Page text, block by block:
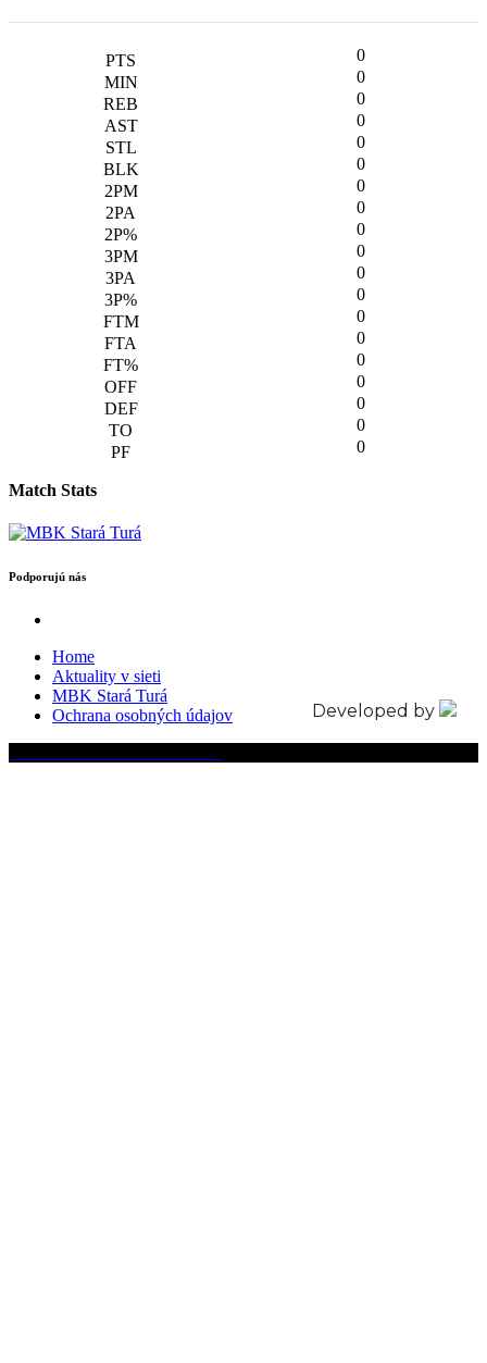
0
0
0
0
0
0
0
0
0
0
0
0
0
0
0
0
0
0
0
Match Stats
Podporujú nás
Home
Aktuality v sieti
MBK Stará Turá
Ochrana osobných údajov
Developed by